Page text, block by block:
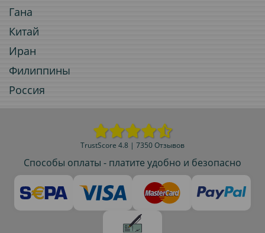
Гана
Китай
Иран
Филиппины
Россия
TrustScore 4.8 | 7350 Отзывов
Способы оплаты - платите удобно и безопасно